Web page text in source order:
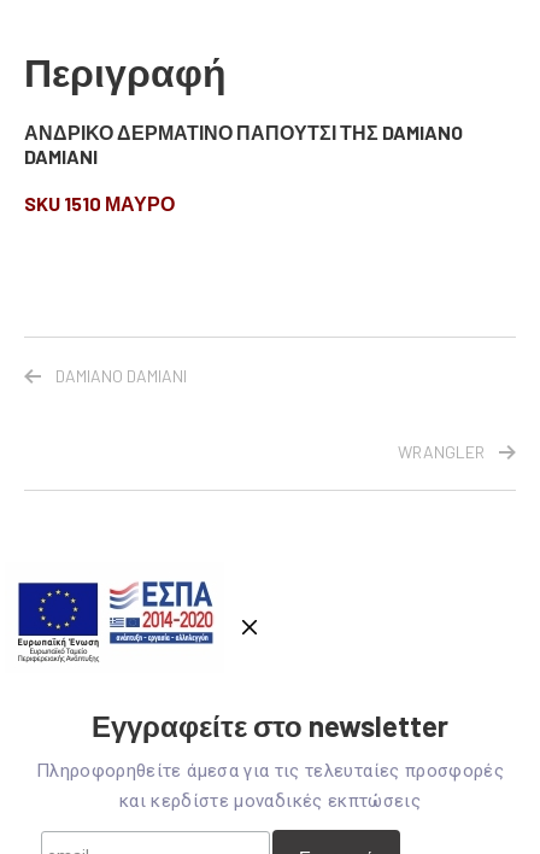
Περιγραφή
ΑΝΔΡΙΚΟ ΔΕΡΜΑΤΙΝΟ ΠΑΠΟΥΤΣΙ ΤΗΣ DAMIANO
DAMIANI
SKU 1510 ΜΑΥΡΟ
DAMIANO DAMIANI
WRANGLER
Εγγραφείτε στο newsletter
Πληροφορηθείτε άμεσα για τις τελευταίες προσφορές
και κερδίστε μοναδικές εκπτώσεις